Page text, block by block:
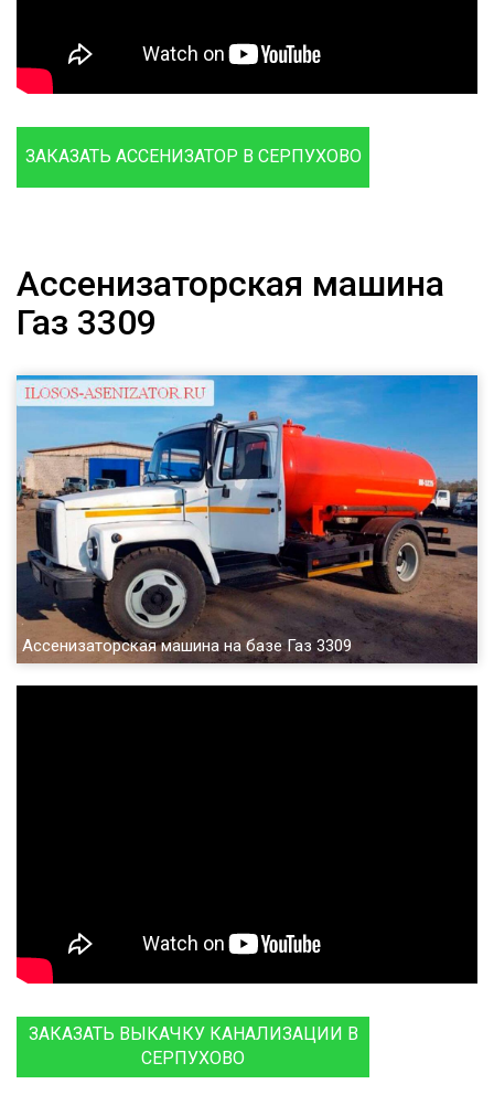
ЗАКАЗАТЬ АССЕНИЗАТОР В СЕРПУХОВО
Ассенизаторская машина
Газ 3309
Ассенизаторская машина на базе Газ 3309
ЗАКАЗАТЬ ВЫКАЧКУ КАНАЛИЗАЦИИ В
СЕРПУХОВО